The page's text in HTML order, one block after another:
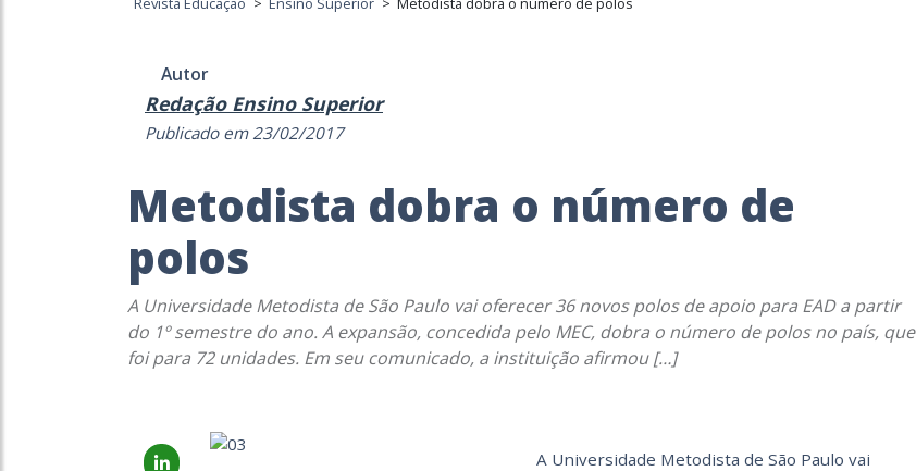
Autor
Redação Ensino Superior
Publicado em 23/02/2017
Metodista dobra o número de
polos
A Universidade Metodista de São Paulo vai oferecer 36 novos polos de apoio para EAD a partir
do 1º semestre do ano. A expansão, concedida pelo MEC, dobra o número de polos no país, que
foi para 72 unidades. Em seu comunicado, a instituição afirmou […]
A Universidade Metodista de São Paulo vai